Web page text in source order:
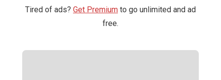
Tired of ads? Get Premium to go unlimited and ad
free.